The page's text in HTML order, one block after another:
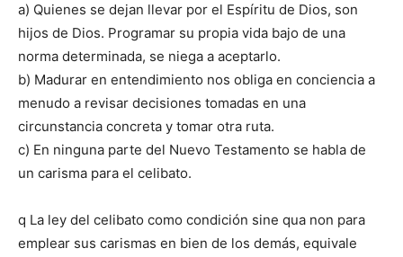
a) Quienes se dejan llevar por el Espíritu de Dios, son
hijos de Dios. Programar su propia vida bajo de una
norma determinada, se niega a aceptarlo.
b) Madurar en entendimiento nos obliga en conciencia a
menudo a revisar decisiones tomadas en una
circunstancia concreta y tomar otra ruta.
c) En ninguna parte del Nuevo Testamento se habla de
un carisma para el celibato.
q La ley del celibato como condición sine qua non para
emplear sus carismas en bien de los demás, equivale